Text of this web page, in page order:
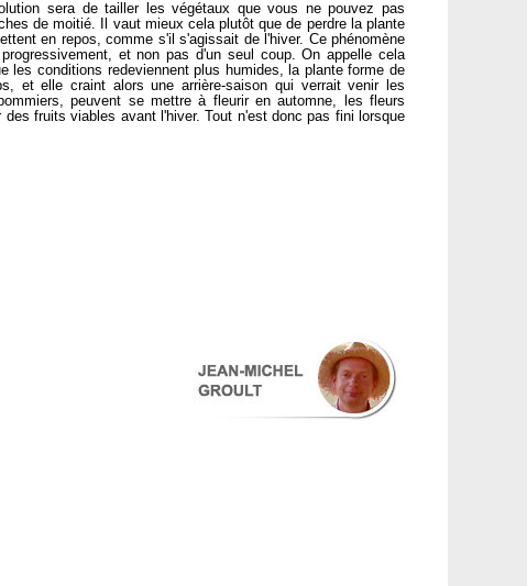
sera de tailler les végétaux que vous ne pouvez pas
de moitié. Il vaut mieux cela plutôt que de perdre la plante
en repos, comme s'il s'agissait de l'hiver. Ce phénomène
et non pas d'un seul coup. On appelle cela
les conditions redeviennent plus humides, la plante forme de
et elle craint alors une arrière-saison qui verrait venir les
peuvent se mettre à fleurir en automne, les fleurs
fruits viables avant l'hiver. Tout n'est donc pas fini lorsque